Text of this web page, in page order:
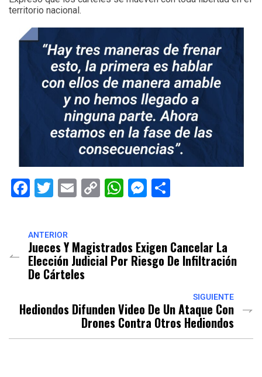
territorio nacional.
Facebook
Twitter
EmailCopyWhatsApp
Messenger
ANTERIOR
Jueces Y Magistrados Exigen Cancelar La
Elección Judicial Por Riesgo De Infiltración
De Cárteles
SIGUIENTE
Hediondos Difunden Video De Un Ataque Con
Drones Contra Otros Hediondos